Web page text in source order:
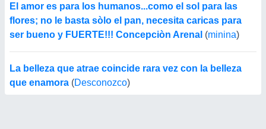
El amor es para los humanos...como el sol para las
flores; no le basta sòlo el pan, necesita caricas para
ser bueno y FUERTE!!! Concepciòn Arenal (minina)
La belleza que atrae coincide rara vez con la belleza
que enamora (Desconozco)